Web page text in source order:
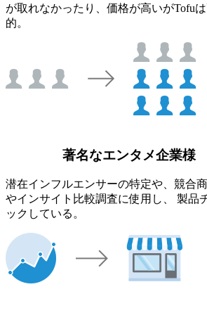
が取れなかったり、価格が高いがTofu
的。
著名なエンタメ企業様
潜在インフルエンサーの特定や、競合
やインサイト比較調査に使用し、 製品
ックしている。